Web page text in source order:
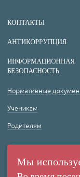
КОНТАКТЫ
АНТИКОРРУПЦИЯ
ИНФОРМАЦИОННАЯ
БЕЗОПАСНОСТЬ
Нормативные
Ученикам
Родителям
Мы